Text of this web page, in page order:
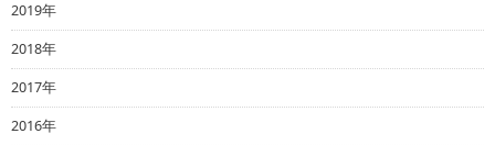
2019年
2018年
2017年
2016年